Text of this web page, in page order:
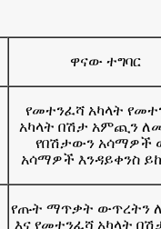
ዋናው ተግባር
የመተንፈሻ አካላት
አካላት በሽታ አምጪን
የበሽታውን አሳማዎች
አሳማዎች እንዳይቀንስ
የጡት ማጥቃት ውጥረትን
እና የመተንፈሻ አካላት